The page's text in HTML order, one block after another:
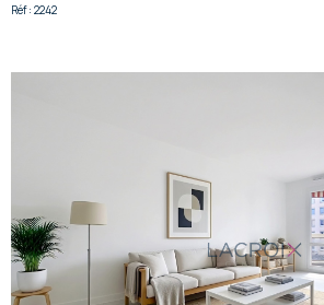
Réf : 2242
bien